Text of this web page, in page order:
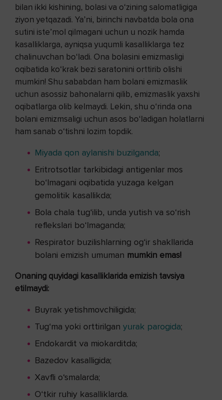
bilan ikki kishining, bolasi va o‘zining salomatligiga
ziyon yetqazadi. Ya’ni, birinchi navbatda bola ona
sutini iste’mol qilmagani uchun u nozik hamda
kasalliklarga, ayniqsa yuqumli kasalliklarga tez
chalinuvchan bo‘ladi. Ona bolasini emizmasligi
oqibatida ko‘krak bezi saratonini orttirib olishi
mumkin! Shu sababdan ham bolani emizmaslik
uchun asossiz bahonalarni qilib, emizmaslik yaxshi
oqibatlarga olib kelmaydi. Lekin, shu o‘rinda ona
bolani emizmsaligi uchun asos bo‘ladigan holatlarni
ham sanab o‘tishni lozim topdik.
Miyada qon aylanishi buzilganda;
Eritrotsotlar tarkibidagi antigenlar mos
bo‘lmagani oqibatida yuzaga kelgan
gemolitik kasallikda;
Bola chala tug‘ilib, unda yutish va so‘rish
reflekslari bo‘lmaganda;
Respirator buzilishlarning og‘ir shakllarida
bolani emizish umuman mumkin emas!
Onaning quyidagi kasalliklarida emizish tavsiya
etilmaydi:
Buyrak yetishmovchiligida;
Tug‘ma yoki orttirilgan yurak parogida;
Endokardit va miokarditda;
Bazedov kasalligida;
Xavfli o‘smalarda;
O‘tkir ruhiy kasalliklarda.